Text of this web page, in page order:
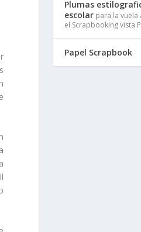
Plumas
escolar para la vuela
el Scrapbooking vista
Papel Scrapbook